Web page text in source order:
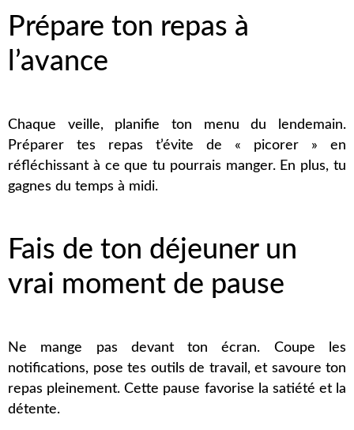
Prépare ton repas à
l’avance
Chaque veille, planifie ton menu du lendemain.
Préparer tes repas t’évite de « picorer » en
réfléchissant à ce que tu pourrais manger. En plus, tu
gagnes du temps à midi.
Fais de ton déjeuner un
vrai moment de pause
Ne mange pas devant ton écran. Coupe les
notifications, pose tes outils de travail, et savoure ton
repas pleinement. Cette pause favorise la satiété et la
détente.